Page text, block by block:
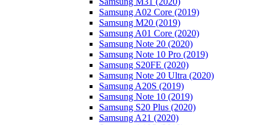
Samsung A02 Core (2019)
Samsung M20 (2019)
Samsung A01 Core (2020)
Samsung Note 20 (2020)
Samsung Note 10 Pro (2019)
Samsung S20FE (2020)
Samsung Note 20 Ultra (2020)
Samsung A20S (2019)
Samsung Note 10 (2019)
Samsung S20 Plus (2020)
Samsung A21 (2020)